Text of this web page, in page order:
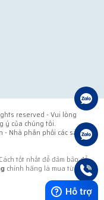
reserved - Vui lòng
ý của chúng tôi.
- Nhà phân phối các sản
tốt nhất để đảm bảo để
chính hãng là mua từ đơn vị